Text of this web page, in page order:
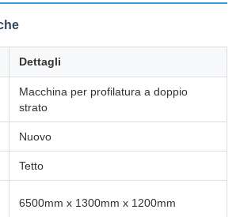
Dettagli
Macchina per profilatura a doppio
strato
Nuovo
Tetto
6500mm x 1300mm x 1200mm